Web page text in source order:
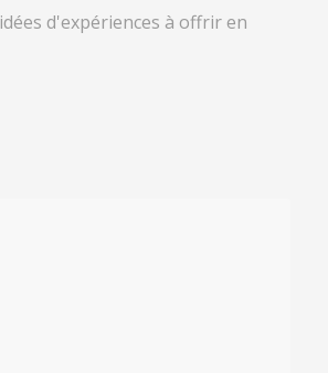
d'expériences à offrir en